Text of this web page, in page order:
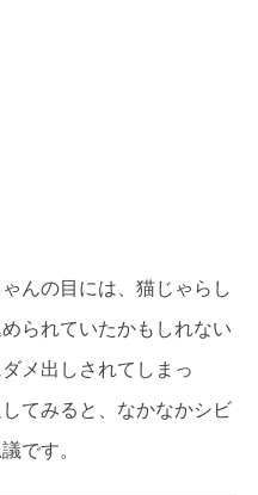
んの目には、猫じゃらし
られていたかもしれない
メ出しされてしまっ
てみると、なかなかシビ
です。